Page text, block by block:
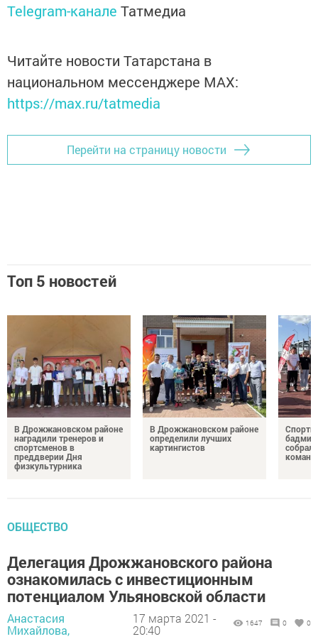
Telegram-канале Татмедиа
Читайте новости Татарстана в
национальном мессенджере MАХ:
https://max.ru/tatmedia
Перейти на страницу новости
Топ 5 новостей
В Дрожжановском районе
наградили тренеров и
спортсменов в
преддверии Дня
физкультурника
В Дрожжановском районе
определили лучших
картингистов
ОБЩЕСТВО
Делегация Дрожжановского района
ознакомилась с инвестиционным
потенциалом Ульяновской области
Анастасия
Михайлова,
17 марта 2021 -
20:40
1647 0 0